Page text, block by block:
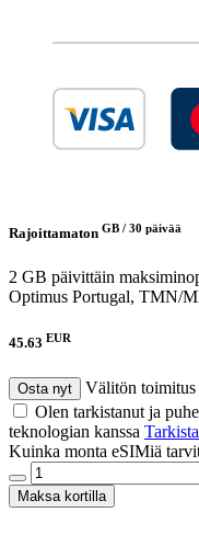
Rajoittamaton GB / 30 päivää
2 GB päivittäin
Optimus Portugal, TMN/
45.63 EUR
Osta nyt
Välitön toimitus
Olen tarkistanut ja
teknologian kanssa
Kuinka monta eSIMiä
Maksa kortilla